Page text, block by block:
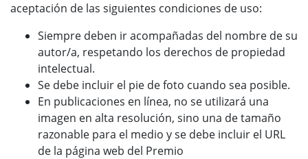
aceptación de las siguientes condiciones de uso:
Siempre deben ir acompañadas del nombre de su
autor/a, respetando los derechos de propiedad
intelectual.
Se debe incluir el pie de foto cuando sea posible.
En publicaciones en línea, no se utilizará una
imagen en alta resolución, sino una de tamaño
razonable para el medio y se debe incluir el URL
de la página web del Premio